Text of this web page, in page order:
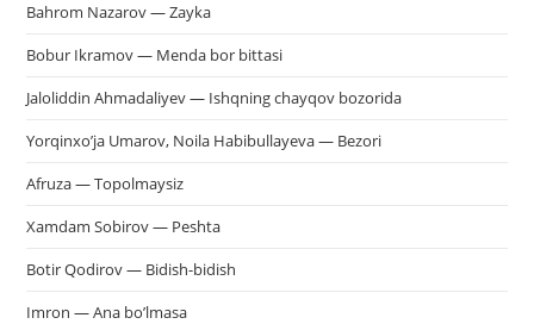
Bahrom Nazarov — Zayka
Bobur Ikramov — Menda bor bittasi
Jaloliddin Ahmadaliyev — Ishqning chayqov bozorida
Yorqinxo’ja Umarov, Noila Habibullayeva — Bezori
Afruza — Topolmaysiz
Xamdam Sobirov — Peshta
Botir Qodirov — Bidish-bidish
Imron — Ana bo’lmasa